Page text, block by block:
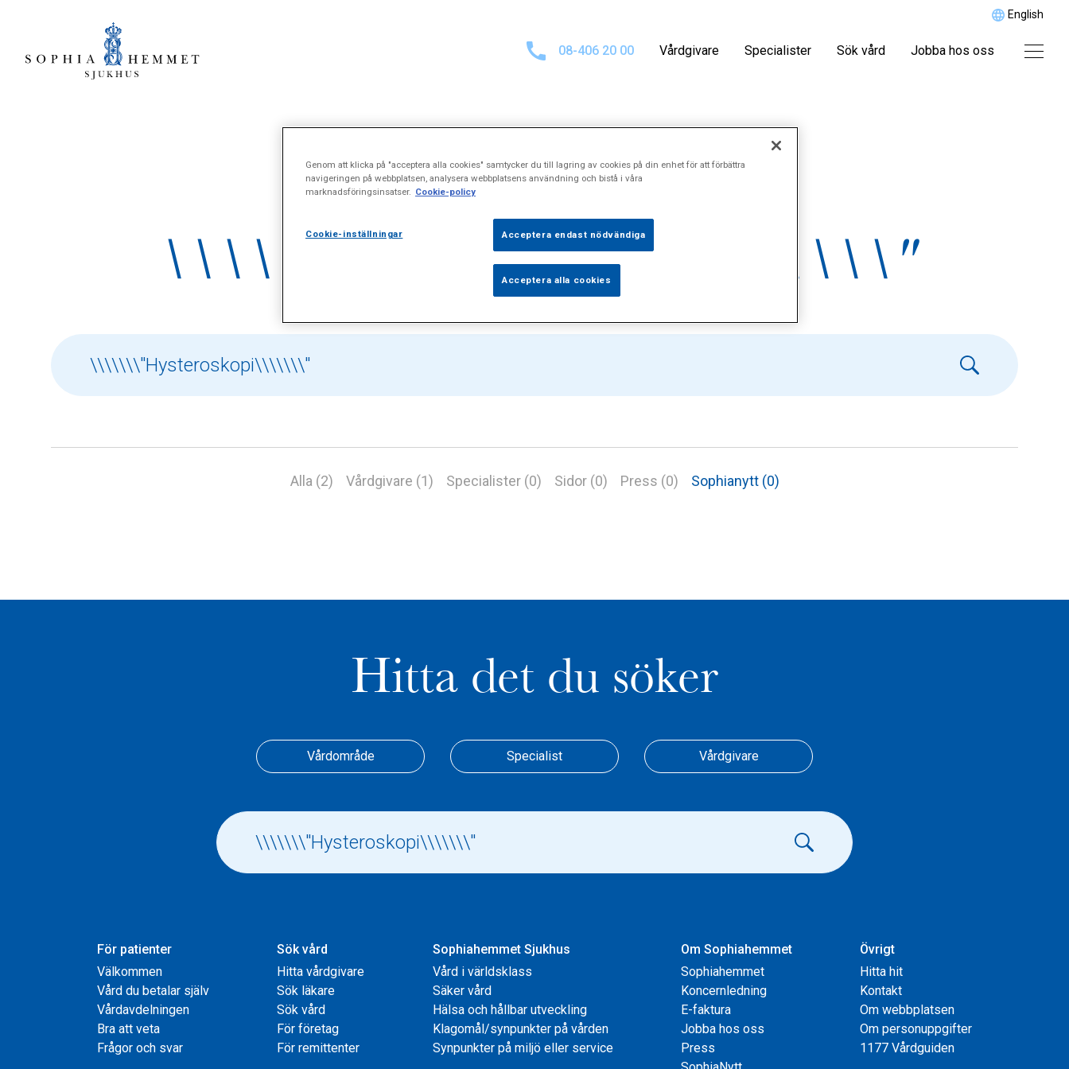
English
08-406 20 00 Vårdgivare Specialister Sök vård Jobba hos oss
Sökresultat för
\\\\\\\"Hysteroskopi\\\\\\\"
Alla (2) Vårdgivare (1) Specialister (0) Sidor (0) Press (0) Sophianytt (0)
Hitta det du söker
Vårdområde Specialist Vårdgivare
För patienter
Välkommen
Vård du betalar själv
Vårdavdelningen
Bra att veta
Frågor och svar
Sök vård
Hitta vårdgivare
Sök läkare
Sök vård
För företag
För remittenter
Sophiahemmet Sjukhus
Vård i världsklass
Säker vård
Hälsa och hållbar utveckling
Klagomål/synpunkter på vården
Synpunkter på miljö eller service
Om Sophiahemmet
Sophiahemmet
Koncernledning
E-faktura
Jobba hos oss
Press
Övrigt
Hitta hit
Kontakt
Om webbplatsen
Om personuppgifter
1177 Vårdguiden
Genom att klicka på "acceptera alla cookies" samtycker du till lagring av cookies på din enhet för att förbättra
navigeringen på webbplatsen, analysera webbplatsens användning och bistå i våra
marknadsföringsinsatser. Cookie-policy
Cookie-inställningar Acceptera endast nödvändiga
Acceptera alla cookies